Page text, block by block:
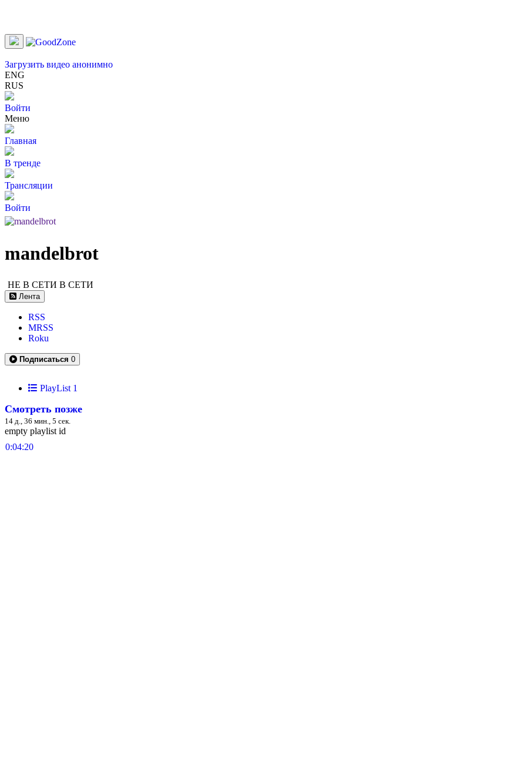
Загрузить видео анонимно
ENG
RUS
Войти
Меню
Главная
В тренде
Трансляции
Войти
mandelbrot
НЕ В СЕТИ В СЕТИ
Лента
RSS
MRSS
Roku
Подписаться 0
PlayList 1
Смотреть позже
14 д., 36 мин., 5 сек.
empty playlist id
0:04:20